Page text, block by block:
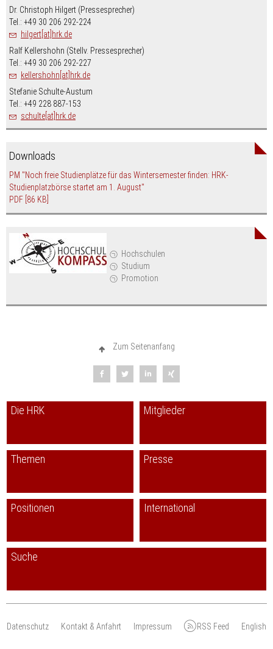
Hochschulen
Studium
Promotion
Dr. Christoph Hilgert (Pressesprecher)
Tel.: +49 30 206 292-224
hilgert[at]hrk.de
Ralf Kellershohn (Stellv. Pressesprecher)
Tel.: +49 30 206 292-227
kellershohn[at]hrk.de
Stefanie Schulte-Austum
Tel.: +49 228 887-153
schulte[at]hrk.de
Downloads
PM "Noch freie Studienplätze für das Wintersemester finden: HRK-
Studienplatzbörse startet am 1. August"
PDF [86 KB]
Zum Seitenanfang
Die HRK Mitglieder
Themen Presse
Positionen International
Suche
Datenschutz Kontakt & Anfahrt Impressum RSS Feed English